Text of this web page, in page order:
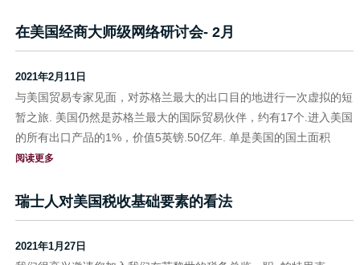
在美国经商大师级网络研讨会- 2月
2021年2月11日
与美国贸易专家见面，对苏格兰最大的出口目的地进行一次虚拟的短
暂之旅. 美国仍然是苏格兰最大的国际贸易伙伴，约有17个.进入美国
的所有出口产品的1%，价值5英镑.50亿年. 单是美国的国土面积
阅读更多
瑞士人对美国税收基础要素的看法
2021年1月27日